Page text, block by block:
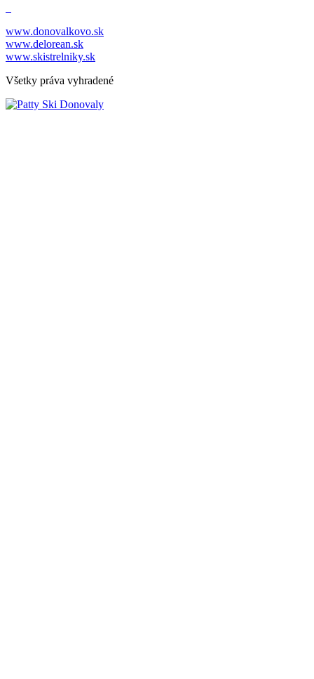
www.donovalkovo.sk
www.delorean.sk
www.skistrelniky.sk
Všetky práva vyhradené